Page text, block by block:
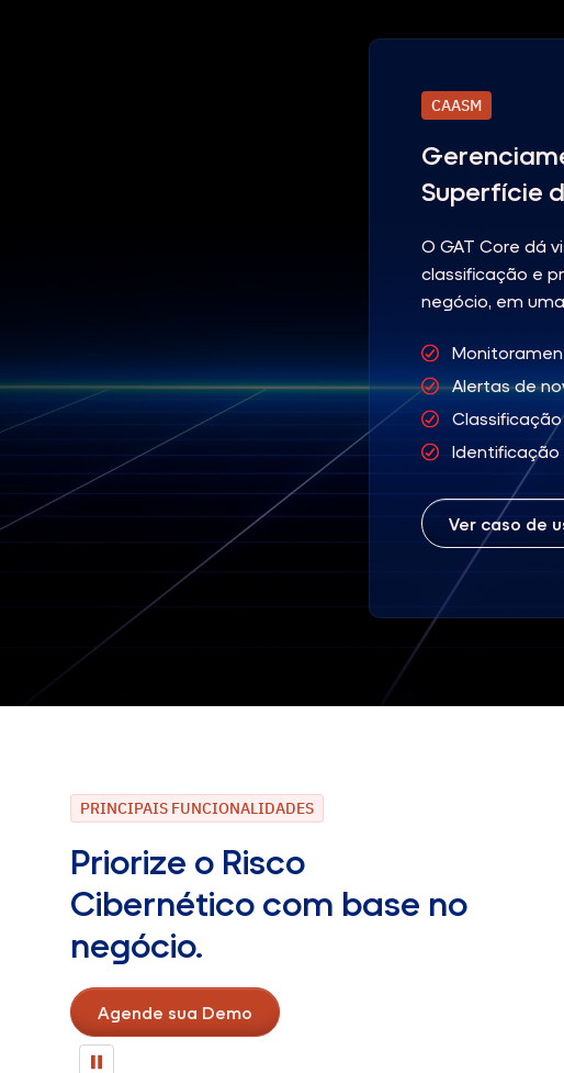
CAASM
Superfície
O GAT Core dá
classificação e
negócio, em
Alertas de
Identificação
Ver caso de
PRINCIPAIS FUNCIONALIDADES
Priorize o Risco
Cibernético com base no
negócio.
Agende sua Demo